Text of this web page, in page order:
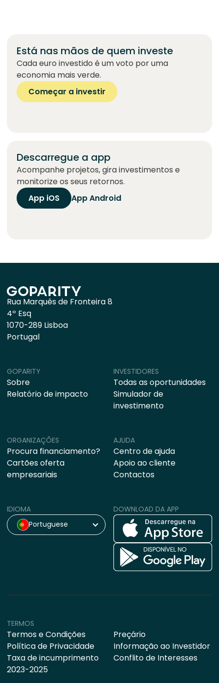
Está nas mãos de quem investe
Cada euro investido é um voto por uma
economia mais verde.
Começar a investir
Descarregue a app
Acompanhe projetos, gira investimentos e
monitorize os seus retornos.
App iOS
App Android
Rua Marquês de Fronteira 8
4º Esq
1070-289 Lisboa
Portugal
ORGANIZAÇÕES
Procura financiamento?
Cartões oferta
empresariais
AJUDA
Centro de ajuda
Apoio ao cliente
Contactos
GOPARITY
Sobre
Relatório de impacto
INVESTIDORES
Todas as oportunidades
Simulador de
investimento
IDIOMA
Portuguese
DOWNLOAD DA APP
TERMOS
Termos e Condições
Política de Privacidade
Taxa de incumprimento
2023-2025
Preçário
Informação ao Investidor
Conflito de Interesses